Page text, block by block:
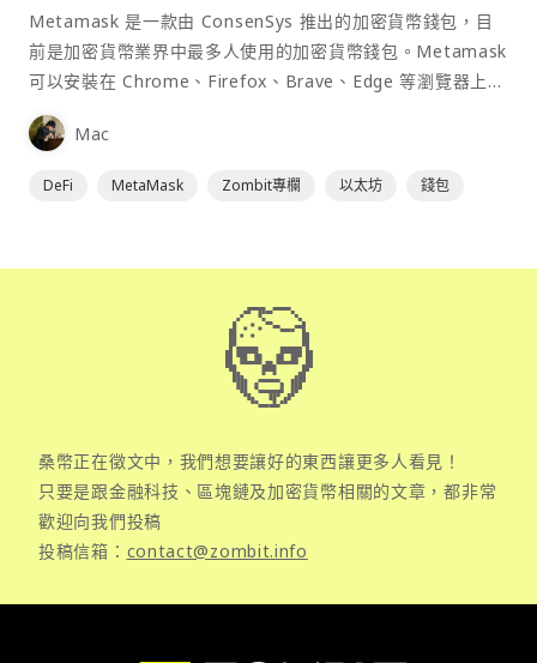
Metamask 是一款由 ConsenSys 推出的加密貨幣錢包，目
前是加密貨幣業界中最多人使用的加密貨幣錢包。Metamask
可以安裝在 Chrome、Firefox、Brave、Edge 等瀏覽器上作
為插件使用，具備許多功能且使用上非常方便。
Mac
DeFi MetaMask Zombit專欄 以太坊 錢包
桑幣正在徵文中，我們想要讓好的東西讓更多人看見！
只要是跟金融科技、區塊鏈及加密貨幣相關的文章，都非常
歡迎向我們投稿
投稿信箱： contact@zombit.info